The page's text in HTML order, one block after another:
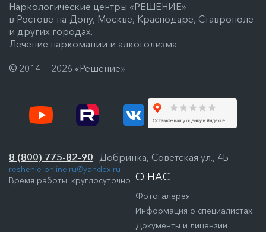
Наркологические центры «РЕШЕНИЕ»
в Ростове-на-Дону, Москве, Краснодаре, Ставрополе
и других городах.
Лечение наркомании и алкоголизма.
© 2014 — 2026 «Решение»
О НАС
Фотогалерея
Информация о специалистах
Документы и лицензии
8 (800) 775-82-90 Добринка, Советская ул., 4Б
reshenie-online.ru@yandex.ru
Время работы: круглосуточно